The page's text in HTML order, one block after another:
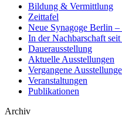
Bildung & Vermittlung
Zeittafel
Neue Synagoge Berlin
In der Nachbarschaft
Dauerausstellung
Aktuelle Ausstellungen
Vergangene
Veranstaltungen
Publikationen
Archiv